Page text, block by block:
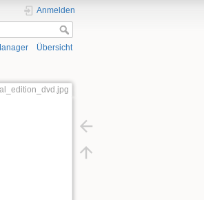
Anmelden
Übersicht